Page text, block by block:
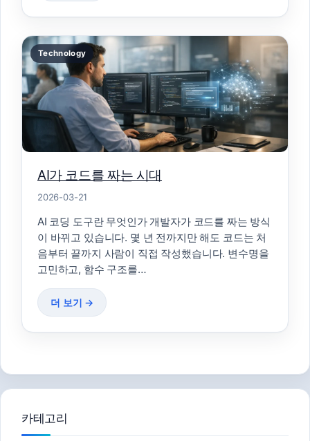
Technology
AI가 코드를 짜는 시대
2026-03-21
AI 코딩 도구란 무엇인가 개발자가 코드를 짜는 방식
이 바뀌고 있습니다. 몇 년 전까지만 해도 코드는 처
음부터 끝까지 사람이 직접 작성했습니다. 변수명을
고민하고, 함수 구조를…
더 보기 →
카테고리